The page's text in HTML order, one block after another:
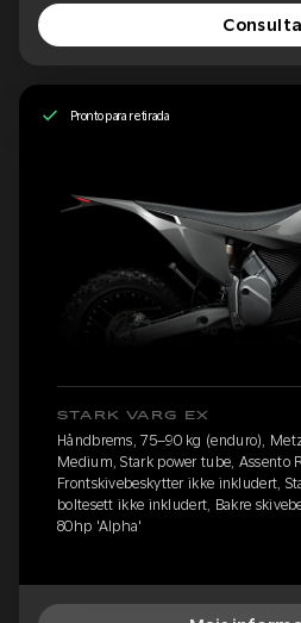
Pronto para retirada
STARK VARG EX
Håndbrems, 75–90 kg (enduro),
Medium, Stark power tube, Assento
Frontskivebeskytter ikke inkludert,
boltesett ikke inkludert, Bakre
80hp 'Alpha'